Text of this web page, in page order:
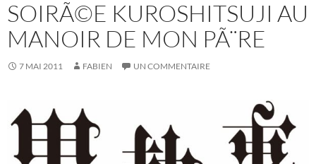
SOIRÃ©E KUROSHITSUJI AU
MANOIR DE MON PÃ¨RE
7 MAI 2011 FABIEN UN COMMENTAIRE